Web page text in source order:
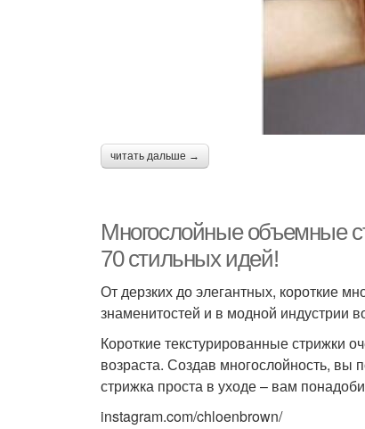
читать дальше →
Многослойные объемные
70 стильных идей!
От дерзких до элегантных, короткие
знаменитостей и в модной индустрии
Короткие текстурированные стрижки
возраста. Создав многослойность, вы
стрижка проста в уходе – вам
instagram.com/chloenbrown/